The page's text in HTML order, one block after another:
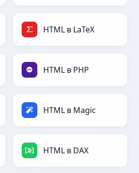
HTML в LaTeX
HTML в PHP
HTML в Magic
HTML в DAX